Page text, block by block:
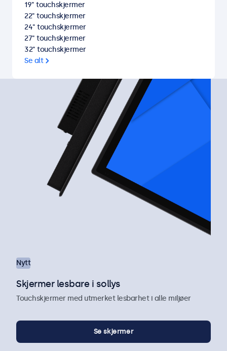
19" touchskjermer
22" touchskjermer
24" touchskjermer
27" touchskjermer
32" touchskjermer
Se alt
Nytt
Skjermer lesbare i sollys
Touchskjermer med utmerket lesbarhet i alle miljøer
Se skjermer